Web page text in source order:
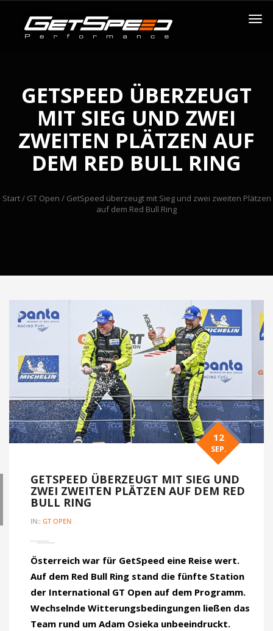
GETSPEED ÜBERZEUGT
MIT SIEG UND ZWEI
ZWEITEN PLÄTZEN AUF
DEM RED BULL RING
Start/ GT Open / GetSpeed überzeugt mit Sieg und zwei zweiten Plätzen
auf dem Red Bull Ring
GETSPEED ÜBERZEUGT MIT SIEG UND
ZWEI ZWEITEN PLÄTZEN AUF DEM RED
BULL RING
IN:: GT OPEN
12
SEP.
Österreich war für GetSpeed eine Reise wert.
Auf dem Red Bull Ring stand die fünfte Station
der International GT Open auf dem Programm.
Wechselnde Witterungsbedingungen ließen das
Team rund um Adam Osieka unbeeindruckt.